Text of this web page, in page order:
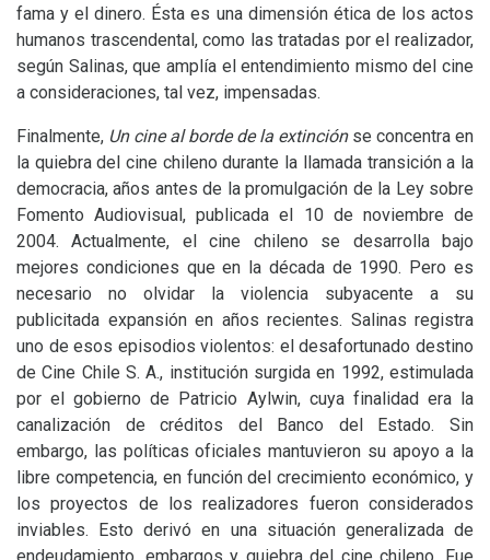
fama y el dinero. Ésta es una dimensión ética de los actos
humanos trascendental, como las tratadas por el realizador,
según Salinas, que amplía el entendimiento mismo del cine
a consideraciones, tal vez, impensadas.
Finalmente, Un cine al borde de la extinciónse concentra en
la quiebra del cine chileno durante la llamada transición a la
democracia, años antes de la promulgación de la Ley sobre
Fomento Audiovisual, publicada el 10 de noviembre de
2004. Actualmente, el cine chileno se desarrolla bajo
mejores condiciones que en la década de 1990. Pero es
necesario no olvidar la violencia subyacente a su
publicitada expansión en años recientes. Salinas registra
uno de esos episodios violentos: el desafortunado destino
de Cine Chile S. A., institución surgida en 1992, estimulada
por el gobierno de Patricio Aylwin, cuya finalidad era la
canalización de créditos del Banco del Estado. Sin
embargo, las políticas oficiales mantuvieron su apoyo a la
libre competencia, en función del crecimiento económico, y
los proyectos de los realizadores fueron considerados
inviables. Esto derivó en una situación generalizada de